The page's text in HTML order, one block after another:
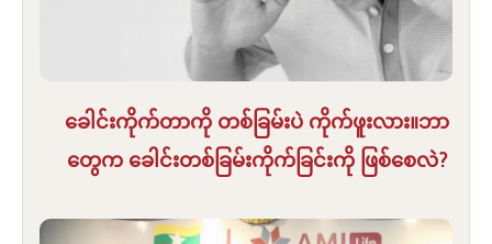
ခေါင်းကိုက်တာကို တစ်ခြမ်းပဲ ကိုက်ဖူးလား။ဘာ
တွေက ခေါင်းတစ်ခြမ်းကိုက်ခြင်းကို ဖြစ်စေလဲ?